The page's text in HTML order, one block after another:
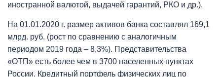
иностранной валютой, выдачей гарантий, РКО и др.).
На 01.01.2020 г. размер активов банка составлял 169,1
млрд. руб. (рост по сравнению с аналогичным
периодом 2019 года – 8,3%). Представительства
«ОТП» есть более чем в 3700 населенных пунктах
России. Кредитный портфель физических лиц по